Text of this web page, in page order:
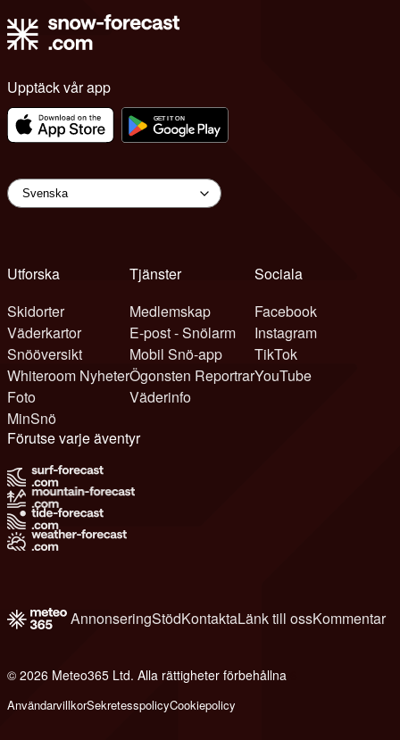
Upptäck vår app
Utforska
Skidorter
Väderkartor
Snööversikt
Whiteroom Nyheter
Foto
MinSnö
Tjänster
Medlemskap
E-post - Snölarm
Mobil Snö-app
Ögonsten Reportrar
Väderinfo
Sociala
Facebook
Instagram
TikTok
YouTube
Förutse varje äventyr
AnnonseringStödKontaktaLänk till ossKommentar
© 2026 Meteo365 Ltd. Alla rättigheter förbehållna
AnvändarvillkorSekretesspolicyCookiepolicy